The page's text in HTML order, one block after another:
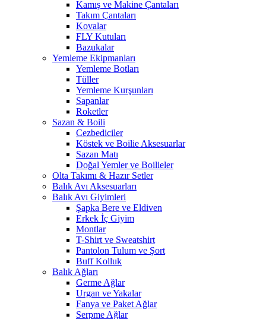
Kamış ve Makine Çantaları
Takım Çantaları
Kovalar
FLY Kutuları
Bazukalar
Yemleme Ekipmanları
Yemleme Botları
Tüller
Yemleme Kurşunları
Sapanlar
Roketler
Sazan & Boili
Cezbediciler
Köstek ve Boilie Aksesuarlar
Sazan Matı
Doğal Yemler ve Boilieler
Olta Takımı & Hazır Setler
Balık Avı Aksesuarları
Balık Avı Giyimleri
Şapka Bere ve Eldiven
Erkek İç Giyim
Montlar
T-Shirt ve Sweatshirt
Pantolon Tulum ve Şort
Buff Kolluk
Balık Ağları
Germe Ağlar
Urgan ve Yakalar
Fanya ve Paket Ağlar
Serpme Ağlar